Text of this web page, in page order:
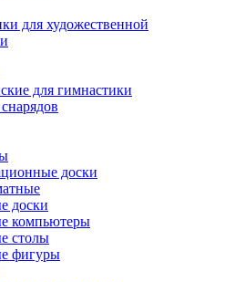
для художественной
для гимнастики
доски
доски
компьютеры
столы
фигуры